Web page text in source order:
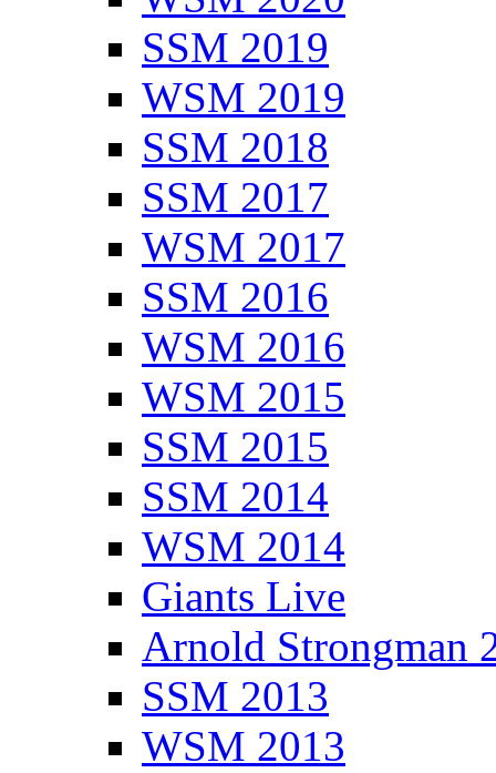
SSM 2019
WSM 2019
SSM 2018
SSM 2017
WSM 2017
SSM 2016
WSM 2016
WSM 2015
SSM 2015
SSM 2014
WSM 2014
Giants Live
Arnold Strongman
SSM 2013
WSM 2013